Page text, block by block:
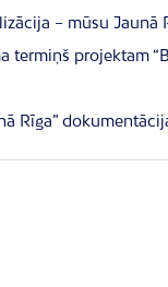
– mūsu Jaunā
projektam
Rīga”